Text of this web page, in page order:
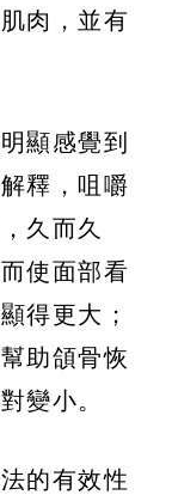
肉，並有
顯感覺到
釋，咀嚼
久而久
使面部看
得更大；
助頜骨恢
變小。
的有效性